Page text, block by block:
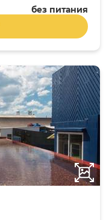
без питания